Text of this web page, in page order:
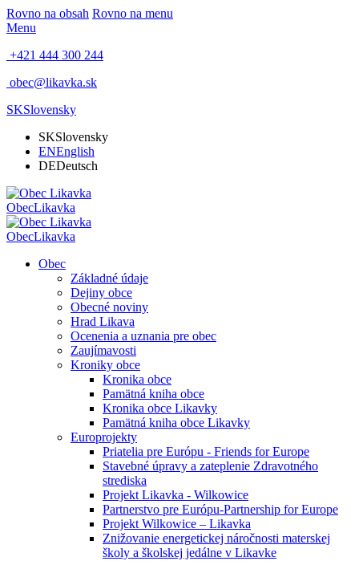
Rovno na obsah Rovno na menu
Menu
+421 444 300 244
obec@likavka.sk
SKSlovensky
SKSlovensky
ENEnglish
DEDeutsch
ObecLikavka
ObecLikavka
Obec
Základné údaje
Dejiny obce
Obecné noviny
Hrad Likava
Ocenenia a uznania pre obec
Zaujímavosti
Kroniky obce
Kronika obce
Pamätná kniha obce
Kronika obce Likavky
Pamätná kniha obce Likavky
Europrojekty
Priatelia pre Európu - Friends for Europe
Stavebné úpravy a zateplenie Zdravotného
strediska
Projekt Likavka - Wilkowice
Partnerstvo pre Európu-Partnership for Europe
Projekt Wilkowice – Likavka
Znižovanie energetickej náročnosti materskej
školy a školskej jedálne v Likavke